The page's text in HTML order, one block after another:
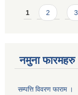
Pages
1 2 3
नमुना फारमहरु
सम्पत्ति विवरण फाराम ।